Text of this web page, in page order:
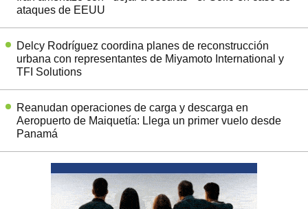
ataques de EEUU
Delcy Rodríguez coordina planes de reconstrucción
urbana con representantes de Miyamoto International y
TFI Solutions
Reanudan operaciones de carga y descarga en
Aeropuerto de Maiquetía: Llega un primer vuelo desde
Panamá